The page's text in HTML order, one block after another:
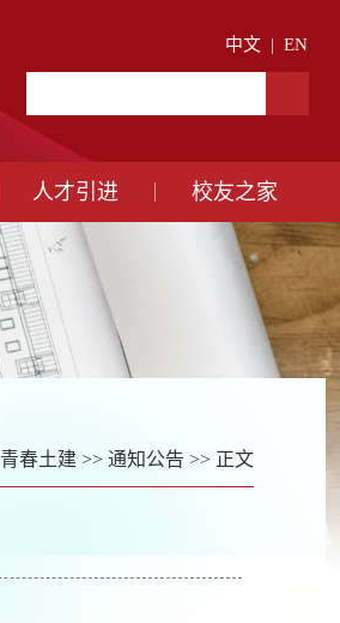
中文 | EN
人才引进 校友之家
青春土建 >> 通知公告 >> 正文